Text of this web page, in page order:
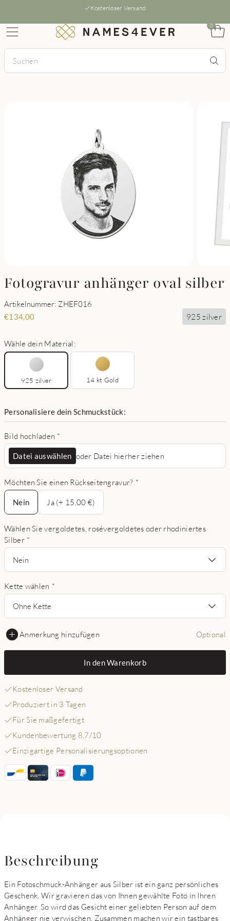
Kostenloser Versand
0
Fotogravur anhänger oval silber
Artikelnummer: ZHEF016
€134,00 925 zilver
Wähle dein Material:
925 zilver 14 kt Gold
Personalisiere dein Schmuckstück:
Bild hochladen *
Datei auswählen oder Datei hierher ziehen
Möchten Sie einen Rückseitengravur? *
Nein
Nein
Ja (+ 15,00 €)
Wählen Sie vergoldetes, rosévergoldetes oder rhodiniertes
Silber *
Nein
Kette wählen *
Ohne Kette
Anmerkung hinzufügen Optional
In den Warenkorb
Kostenloser Versand
Produziert in 3 Tagen
Für Sie maßgefertigt
Kundenbewertung 8,7/10
Einzigartige Personalisierungsoptionen
Beschreibung
Ein Fotoschmuck-Anhänger aus Silber ist ein ganz persönliches
Geschenk. Wir gravieren das von Ihnen gewählte Foto in Ihren
Anhänger. So wird das Gesicht einer geliebten Person auf dem
Anhänger nie verwischen. Zusammen machen wir ein tastbares